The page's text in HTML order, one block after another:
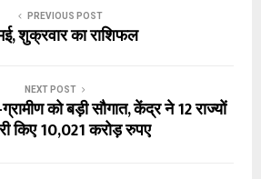
PREVIOUS POST
शुक्रवार का राशिफल
NEXT POST
को बड़ी सौगात, केंद्र ने 12 राज्यों
किए 10,021 करोड़ रुपए